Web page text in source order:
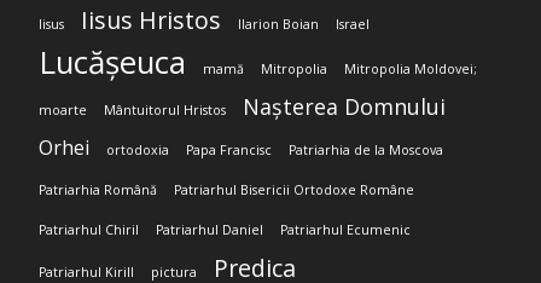
Iisus Iisus Hristos Ilarion Boian Israel
Lucășeuca mamă Mitropolia Mitropolia Moldovei;
moarte Mântuitorul Hristos Nașterea Domnului
Orhei ortodoxia Papa Francisc Patriarhia de la Moscova
Patriarhia Română Patriarhul Bisericii Ortodoxe Române
Patriarhul Chiril Patriarhul Daniel Patriarhul Ecumenic
Patriarhul Kirill pictura Predica